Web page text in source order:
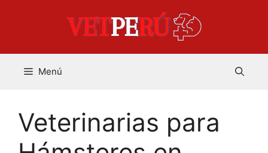
Menú
Veterinarias para